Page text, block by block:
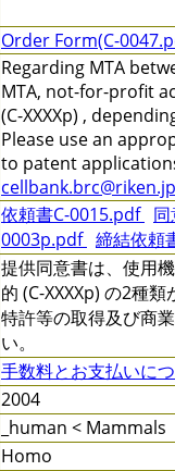
Order Form(C-
Regarding MTA
MTA, not-for-profit
(C-XXXXp) ,
Please use an
to patent
cellbank.brc@riken.jp
依頼書C-0015.pdf
0003p.pdf 締結依頼
提供同意書は、使用
的 (C-XXXXp) の2種
特許等の取得及び商
い。
手数料とお支払いに
2004
_human < Mammals
Homo